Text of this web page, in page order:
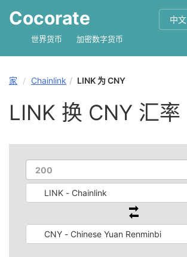
Cocorate 中文
世界货币 加密数字货币
家 Chainlink LINK 为 CNY
LINK 换 CNY 汇率
LINK - Chainlink
CNY - Chinese Yuan Renminbi